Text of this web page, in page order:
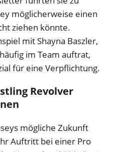
möglicherweise einen
ziehen könnte.
mit Shayna Baszler,
im Team auftrat,
für eine Verpflichtung.
Revolver
mögliche Zukunft
Auftritt bei einer Pro